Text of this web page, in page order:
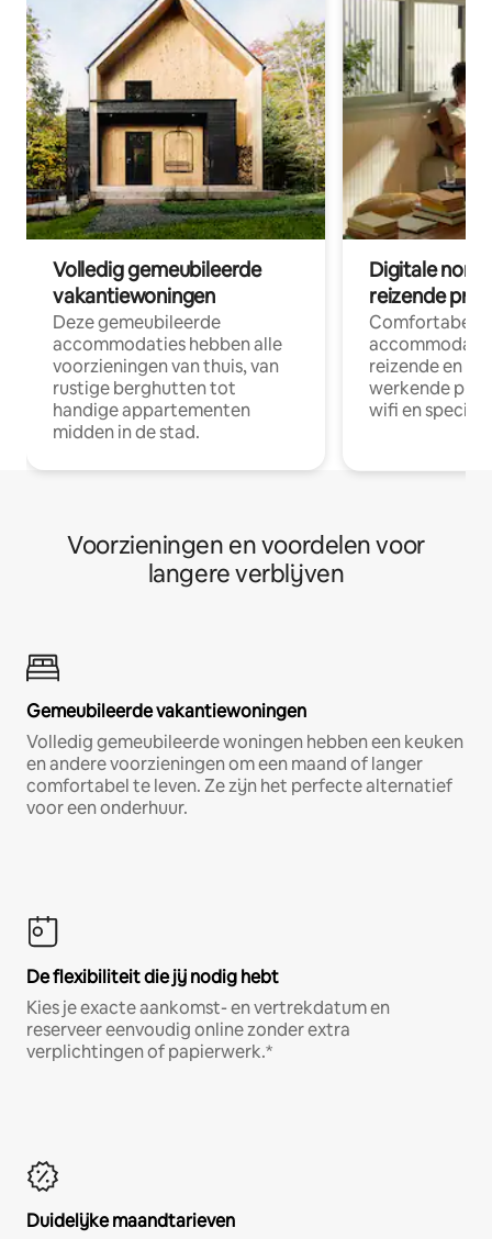
Volledig gemeubileerde
vakantiewoningen
Deze gemeubileerde
accommodaties hebben alle
voorzieningen van thuis, van
rustige berghutten tot
handige appartementen
midden in de stad.
Digitale
reizende
Comfortabele
reizende en
werkende
wifi en
Voorzieningen en voordelen voor
langere verblijven
Gemeubileerde vakantiewoningen
Volledig gemeubileerde woningen hebben een keuken
en andere voorzieningen om een maand of langer
comfortabel te leven. Ze zijn het perfecte alternatief
voor een onderhuur.
De flexibiliteit die jij nodig hebt
Kies je exacte aankomst- en vertrekdatum en
reserveer eenvoudig online zonder extra
verplichtingen of papierwerk.*
Duidelijke maandtarieven